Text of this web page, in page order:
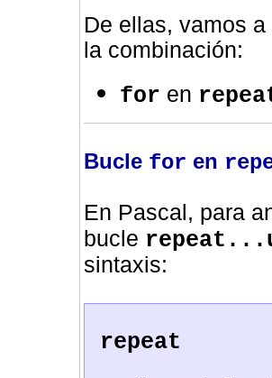
De ellas, vamos
la combinación:
for en
Bucle for en
En Pascal, para
bucle
sintaxis:
repeat